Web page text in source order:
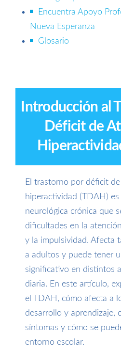
Encuentra Apoyo
Nueva Esperanza
Glosario
Introducción al
Déficit de
El trastorno por déficit
hiperactividad (TDAH)
neurológica crónica que
dificultades en la
y la impulsividad. Afecta
a adultos y puede tener
significativo en distintos
diaria. En este artículo,
el TDAH, cómo afecta a
desarrollo yaprendizaje,
síntomas y cómo se
entorno escolar.